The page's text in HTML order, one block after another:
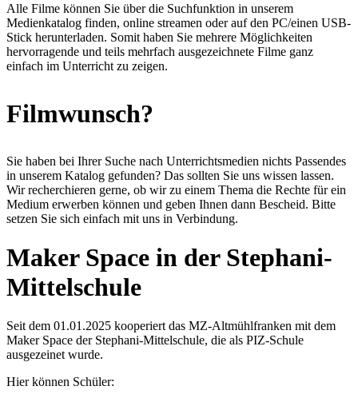
Alle Filme können Sie über die Suchfunktion in unserem
Medienkatalog finden, online streamen oder auf den PC/einen USB-
Stick herunterladen. Somit haben Sie mehrere Möglichkeiten
hervorragende und teils mehrfach ausgezeichnete Filme ganz
einfach im Unterricht zu zeigen.
Filmwunsch?
Sie haben bei Ihrer Suche nach Unterrichtsmedien nichts Passendes
in unserem Katalog gefunden? Das sollten Sie uns wissen lassen.
Wir recherchieren gerne, ob wir zu einem Thema die Rechte für ein
Medium erwerben können und geben Ihnen dann Bescheid. Bitte
setzen Sie sich einfach mit uns in Verbindung.
Maker Space in der Stephani-
Mittelschule
Seit dem 01.01.2025 kooperiert das MZ-Altmühlfranken mit dem
Maker Space der Stephani-Mittelschule, die als PIZ-Schule
ausgezeinet wurde.
Hier können Schüler: